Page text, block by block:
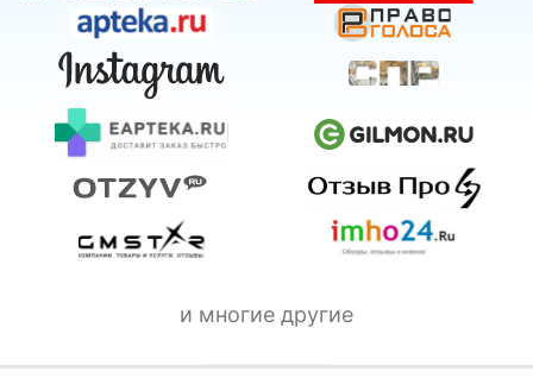
и многие другие